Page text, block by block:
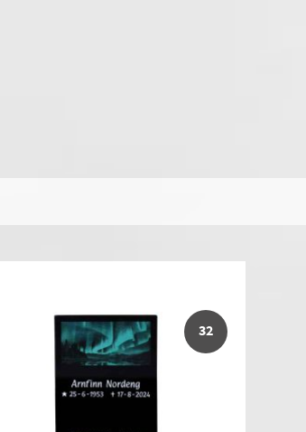
32